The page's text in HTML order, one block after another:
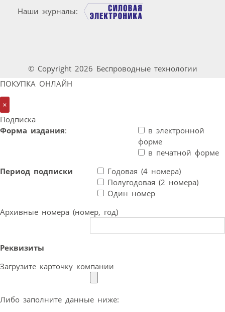
Наши журналы:
© Copyright 2026 Беспроводные технологии
ПОКУПКА ОНЛАЙН
×
Подписка
Форма издания:
в электронной
форме
в печатной форме
Период подписки
Годовая (4 номера)
Полугодовая (2 номера)
Один номер
Архивные номера (номер, год)
Реквизиты
Загрузите карточку компании
Либо заполните данные ниже: